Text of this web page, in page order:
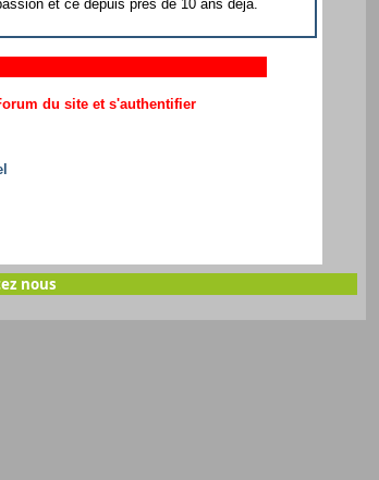
et ce depuis près de 10 ans déjà.
du site et s'authentifier
nous